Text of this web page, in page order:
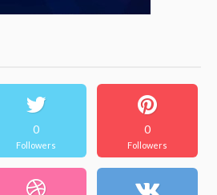
0
Followers
0
Followers